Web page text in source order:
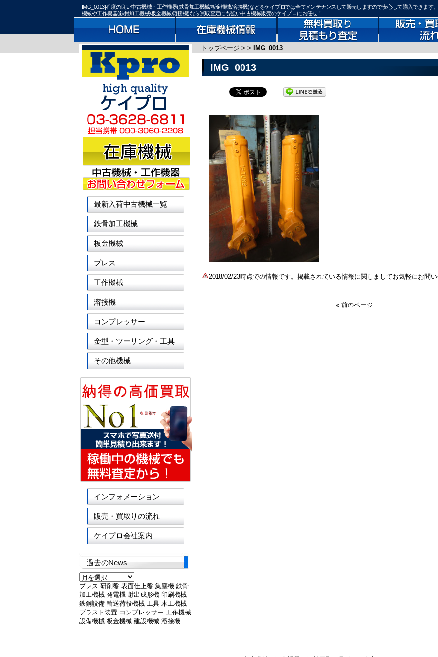
IMG_0013|程度の良い中古機械・工作機器(鉄骨加工機械/板金機械/溶接機)などをケイプロでは全てメンテナンスして販売しますので安心して購入できます
機械や工作機器(鉄骨加工機械/板金機械/溶接機)なら買取査定にも強い中古機械販売のケイプロにお任せ！
トップページ > > IMG_0013
IMG_0013
2018/02/23時点での情報です。掲載されている情報に関しましてお気軽にお問い
« 前のページ
最新入荷中古機械一覧
鉄骨加工機械
板金機械
プレス
工作機械
溶接機
コンプレッサー
金型・ツーリング・工具
その他機械
インフォメーション
販売・買取りの流れ
ケイプロ会社案内
過去のNews
過
去
の
News
プレス 研削盤 表面仕上盤 集塵機 鉄骨
加工機械 発電機 射出成形機 印刷機械
鉄鋼設備 輸送荷役機械 工具 木工機械
ブラスト装置 コンプレッサー 工作機械
設備機械 板金機械 建設機械 溶接機